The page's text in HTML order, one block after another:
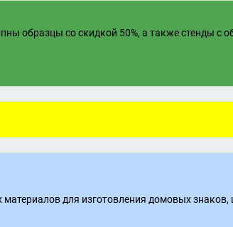
образцы со скидкой 50%, а также стенды с
для изготовления домовых